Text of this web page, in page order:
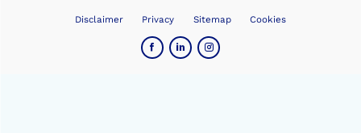
Disclaimer Privacy Sitemap Cookies